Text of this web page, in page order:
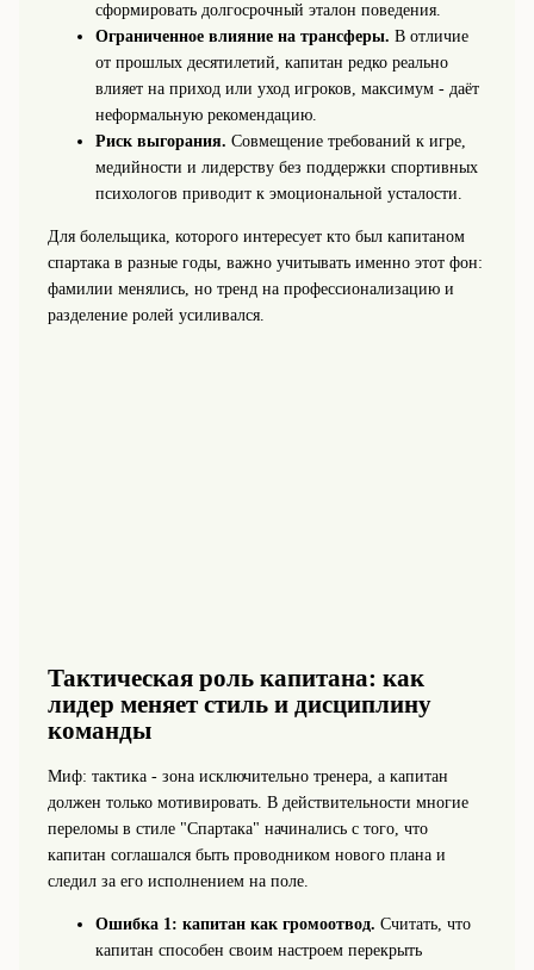
сформировать долгосрочный эталон поведения.
Ограниченное влияние на трансферы. В отличие
от прошлых десятилетий, капитан редко реально
влияет на приход или уход игроков, максимум - даёт
неформальную рекомендацию.
Риск выгорания. Совмещение требований к игре,
медийности и лидерству без поддержки спортивных
психологов приводит к эмоциональной усталости.
Для болельщика, которого интересует кто был капитаном
спартака в разные годы, важно учитывать именно этот фон:
фамилии менялись, но тренд на профессионализацию и
разделение ролей усиливался.
Тактическая роль капитана: как
лидер меняет стиль и дисциплину
команды
Миф: тактика - зона исключительно тренера, а капитан
должен только мотивировать. В действительности многие
переломы в стиле "Спартака" начинались с того, что
капитан соглашался быть проводником нового плана и
следил за его исполнением на поле.
Ошибка 1: капитан как громоотвод. Считать, что
капитан способен своим настроем перекрыть